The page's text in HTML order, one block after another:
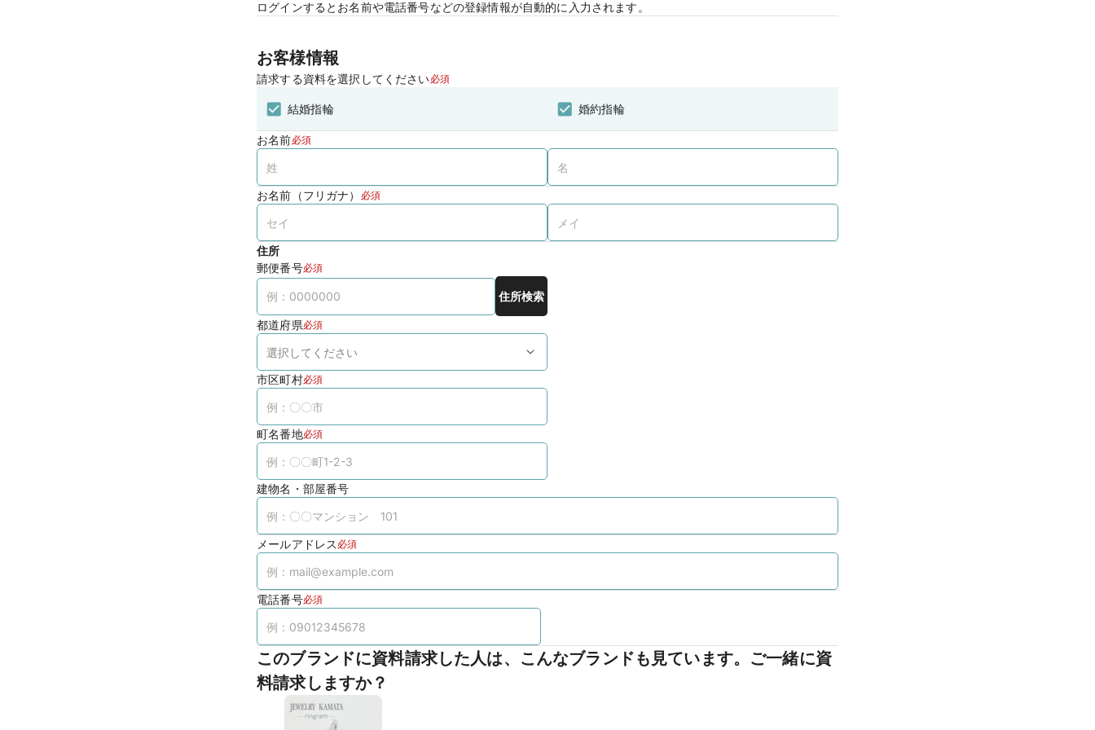
ログインするとお名前や電話番号などの登録情報が自動的に入力されます。
お客様情報
請求する資料を選択してください必須
結婚指輪 婚約指輪
お名前必須
お名前（フリガナ） 必須
住所
郵便番号必須
住所検索
都道府県必須
市区町村必須
町名番地必須
建物名・部屋番号
メールアドレス 必須
電話番号必須
このブランドに資料請求した人は、こんなブランドも見ています。ご一緒に資
料請求しますか？